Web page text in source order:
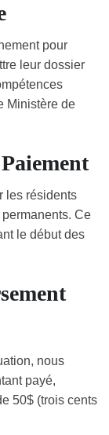
pour
leur dossier
Ministère de
les résidents
Ce
le début des
nous
payé,
50$ (trois cents